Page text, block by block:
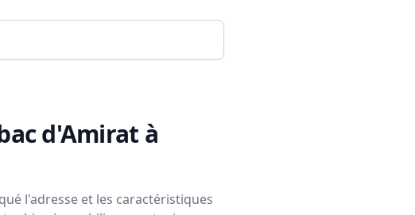
d'Amirat à
l'adresse et les caractéristiques